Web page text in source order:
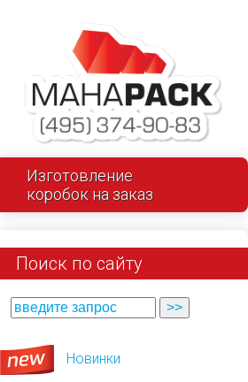
Изготовление
коробок на заказ
Поиск по сайту
Новинки